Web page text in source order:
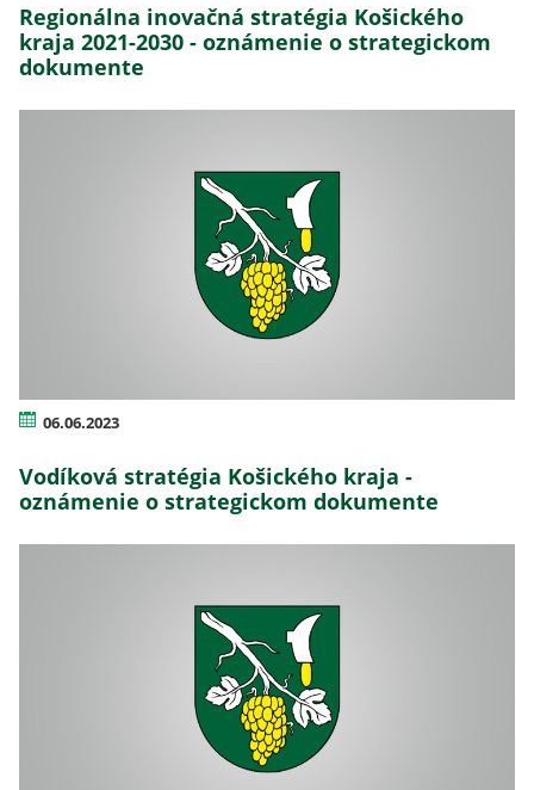
Regionálna inovačná stratégia Košického
kraja 2021-2030 - oznámenie o strategickom
dokumente
06.06.2023
Vodíková stratégia Košického kraja -
oznámenie o strategickom dokumente